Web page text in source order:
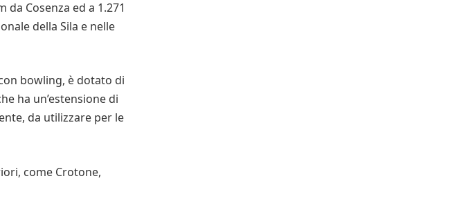
da Cosenza ed a 1.271
della Sila e nelle
bowling, è dotato di
ha un’estensione di
da utilizzare per le
come Crotone,